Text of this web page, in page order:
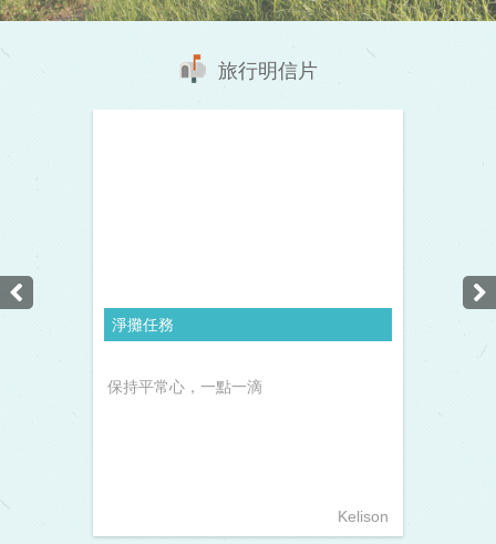
旅行明信片
淨攤任務
保持平常心，一點一滴
Kelison